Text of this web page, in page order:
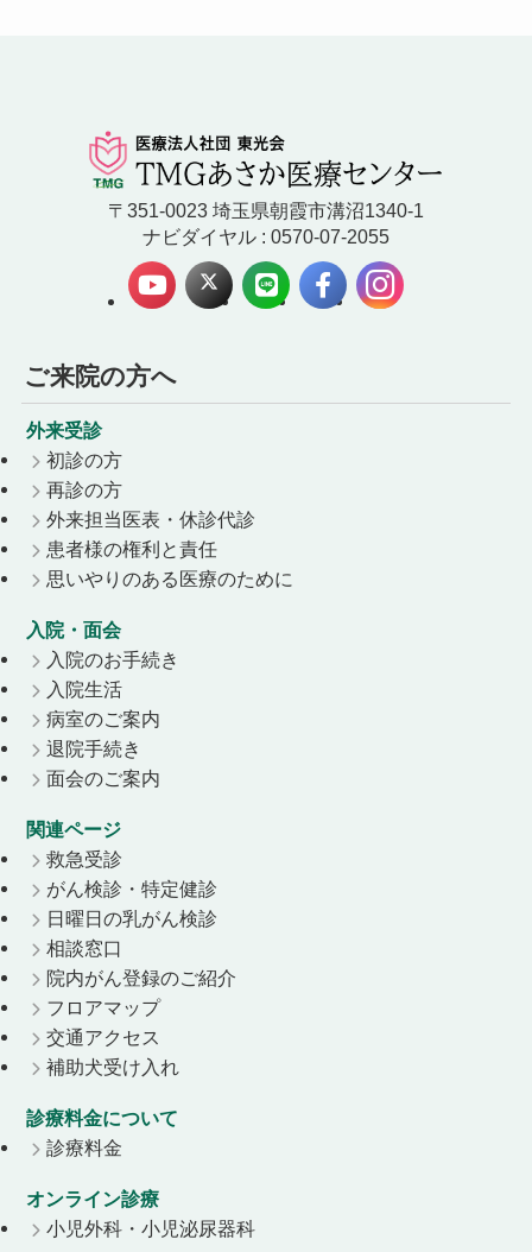
〒351-0023 埼玉県朝霞市溝沼1340-1
ナビダイヤル : 0570-07-2055
ご来院の方へ
外来受診
初診の方
再診の方
外来担当医表・休診代診
患者様の権利と責任
思いやりのある医療のために
入院・面会
入院のお手続き
入院生活
病室のご案内
退院手続き
面会のご案内
関連ページ
救急受診
がん検診・特定健診
日曜日の乳がん検診
相談窓口
院内がん登録のご紹介
フロアマップ
交通アクセス
補助犬受け入れ
診療料金について
診療料金
オンライン診療
小児外科・小児泌尿器科